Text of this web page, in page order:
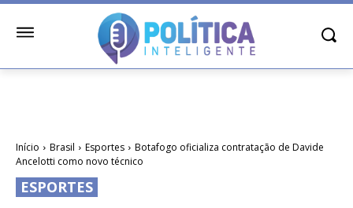
Início Brasil Esportes
Botafogo oficializa contratação de Davide
Ancelotti como novo técnico
ESPORTES